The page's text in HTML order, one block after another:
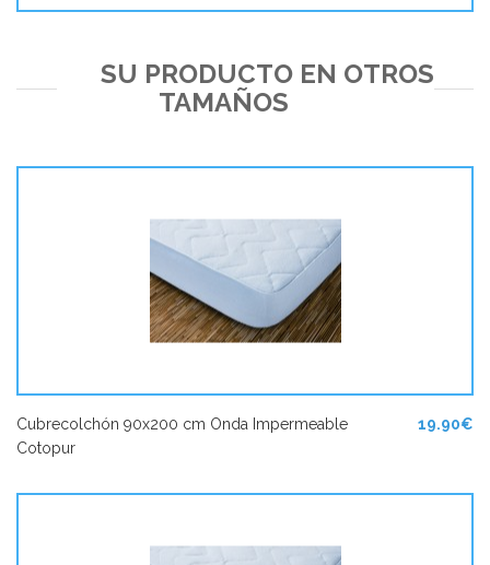
SU PRODUCTO EN OTROS
TAMAÑOS
19.90€
Cubrecolchón 90x200 cm Onda Impermeable
Cotopur